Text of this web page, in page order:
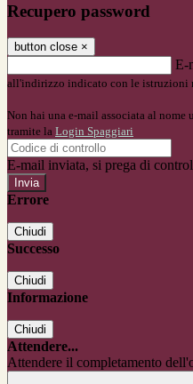
Recupero password
button close ×
E-
all'indirizzo indicato con le istruzioni
Non hai una e-mail associata al nome
tramite la Login Spaggiari
E-mail inviata, si prega di
Errore
Chiudi
Successo
Chiudi
Informazione
Chiudi
Attendere...
Attendere il completamento